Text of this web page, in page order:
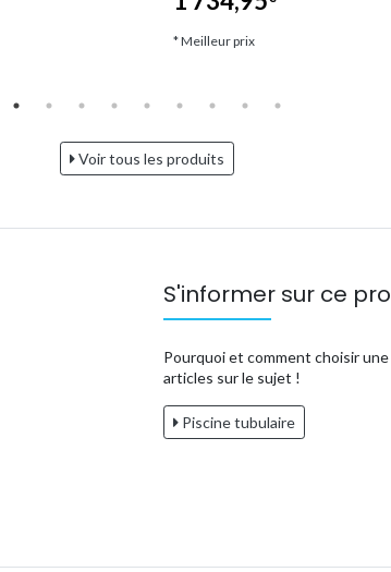
* Meilleur prix
Voir tous les produits
S'informer sur ce
Pourquoi et comment choisir
articles sur le sujet !
Piscine tubulaire